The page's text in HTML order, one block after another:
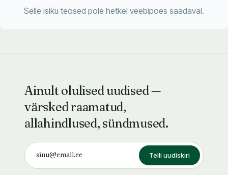
Selle isiku teosed pole hetkel veebipoes saadaval.
Ainult olulised uudised —
värsked raamatud,
allahindlused, sündmused.
Telli uudiskiri